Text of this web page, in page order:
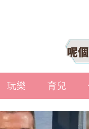
玩樂 育兒